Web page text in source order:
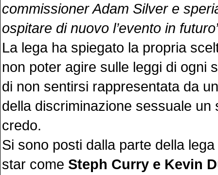
commissioner Adam Silver e
ospitare di nuovo l’evento in
La lega ha spiegato la propria
non poter agire sulle leggi di ogni
di non sentirsi rappresentata da
della discriminazione sessuale un
credo.
Si sono posti dalla parte della
star come Steph Curry e Kevin